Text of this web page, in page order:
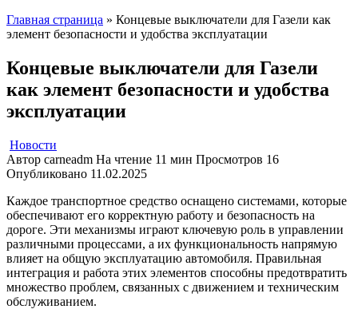
Главная страница » Концевые выключатели для Газели как
элемент безопасности и удобства эксплуатации
Концевые выключатели для Газели
как элемент безопасности и удобства
эксплуатации
Новости
Автор carneadm На чтение 11 мин Просмотров 16
Опубликовано 11.02.2025
Каждое транспортное средство оснащено системами, которые
обеспечивают его корректную работу и безопасность на
дороге. Эти механизмы играют ключевую роль в управлении
различными процессами, а их функциональность напрямую
влияет на общую эксплуатацию автомобиля. Правильная
интеграция и работа этих элементов способны предотвратить
множество проблем, связанных с движением и техническим
обслуживанием.